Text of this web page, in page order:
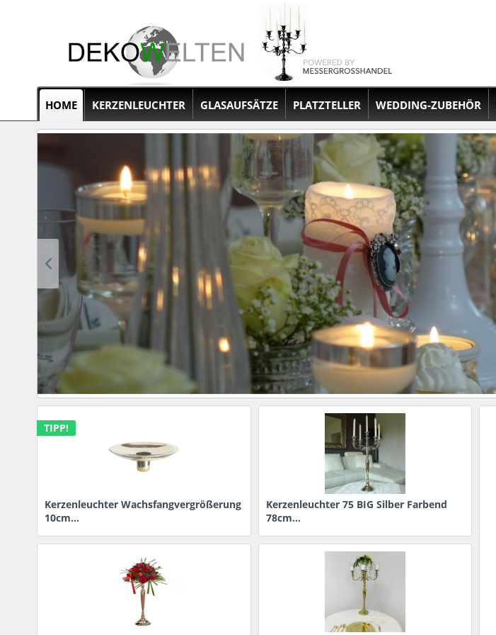
HOME KERZENLEUCHTER GLASAUFSÄTZE PLATZTELLER WEDDING-ZUBEHÖR
TIPP!
Kerzenleuchter Wachsfangvergrößerung
10cm...
2,69 € *
Kerzenleuchter 75 BIG Silber Farbend
78cm...
40,95 € *